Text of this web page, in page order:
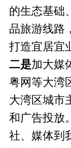
的生态基础
品旅游线路
打造宜居宜
二是加大媒
粤网等大湾
大湾区城市
和广告投放
社、媒体到